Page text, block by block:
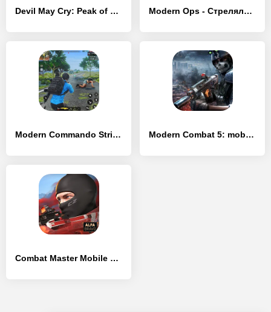
Devil May Cry: Peak of Combat - [Взлом/МОД Unlocked] Modern Ops - Стрелялки Онлайн - [Взлом/МОД Меню]
Modern Commando Strike Mission - [Взлом/МОД Unlocked] Modern Combat 5: mobile FPS - [Взлом/МОД Unlocked]
Combat Master Mobile FPS - [Взлом/МОД Все открыто]